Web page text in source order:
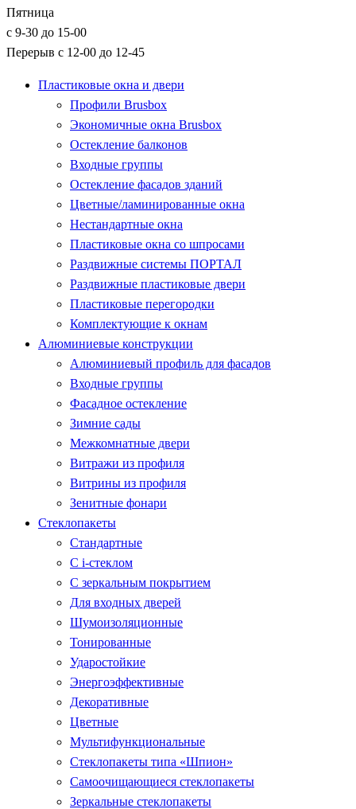
Пятница
с 9-30 до 15-00
Перерыв с 12-00 до 12-45
Пластиковые окна и двери
Профили Brusbox
Экономичные окна Brusbox
Остекление балконов
Входные группы
Остекление фасадов зданий
Цветные/ламинированные окна
Нестандартные окна
Пластиковые окна со шпросами
Раздвижные системы ПОРТАЛ
Раздвижные пластиковые двери
Пластиковые перегородки
Комплектующие к окнам
Алюминиевые конструкции
Алюминиевый профиль для фасадов
Входные группы
Фасадное остекление
Зимние сады
Межкомнатные двери
Витражи из профиля
Витрины из профиля
Зенитные фонари
Стеклопакеты
Стандартные
С i-стеклом
С зеркальным покрытием
Для входных дверей
Шумоизоляционные
Тонированные
Ударостойкие
Энергоэффективные
Декоративные
Цветные
Мультифункциональные
Стеклопакеты типа «Шпион»
Самоочищающиеся стеклопакеты
Зеркальные стеклопакеты